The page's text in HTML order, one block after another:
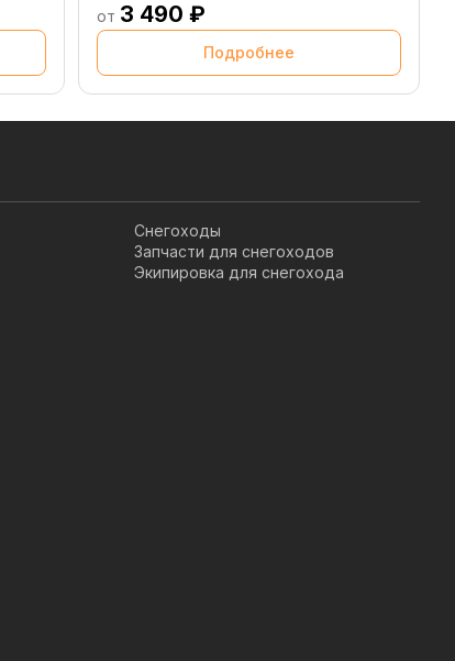
от 3 490 ₽
Подробнее
Снегоходы
Запчасти для снегоходов
Экипировка для снегохода